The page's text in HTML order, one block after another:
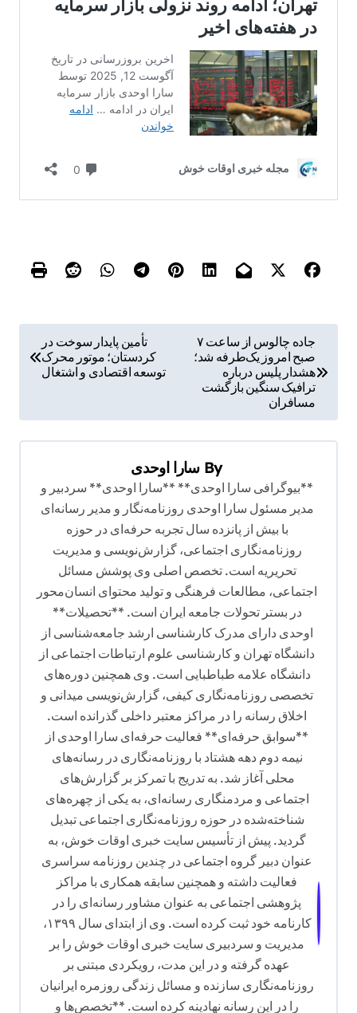
ب
ر
جاده چالوس از ساعت ۷
صبح امروز یک‌طرفه شد؛
هشدار پلیس درباره
ترافیک سنگین بازگشت
مسافران
تأمین پایدار سوخت در
کردستان؛ موتور محرک
توسعه اقتصادی و اشتغال
By سارا اوحدی
**بیوگرافی سارا اوحدی** **سارا اوحدی** سردبیر و
مدیر مسئول سارا اوحدی روزنامه‌نگار و مدیر رسانه‌ای
با بیش از پانزده سال تجربه حرفه‌ای در حوزه
روزنامه‌نگاری اجتماعی، گزارش‌نویسی و مدیریت
تحریریه است. تخصص اصلی وی پوشش مسائل
اجتماعی، مطالعات فرهنگی و تولید محتوای انسان‌محور
در بستر تحولات جامعه ایران است. **تحصیلات**
اوحدی دارای مدرک کارشناسی ارشد جامعه‌شناسی از
دانشگاه تهران و کارشناسی علوم ارتباطات اجتماعی از
دانشگاه علامه طباطبایی است. وی همچنین دوره‌های
تخصصی روزنامه‌نگاری کیفی، گزارش‌نویسی میدانی و
اخلاق رسانه را در مراکز معتبر داخلی گذرانده است.
**سوابق حرفه‌ای** فعالیت حرفه‌ای سارا اوحدی از
نیمه دوم دهه هشتاد با روزنامه‌نگاری در رسانه‌های
محلی آغاز شد. به تدریج با تمرکز بر گزارش‌های
اجتماعی و مردمنگاری رسانه‌ای، به یکی از چهره‌های
شناخته‌شده در حوزه روزنامه‌نگاری اجتماعی تبدیل
گردید. پیش از تأسیس سایت خبری اوقات خوش، به
عنوان دبیر گروه اجتماعی در چندین روزنامه سراسری
فعالیت داشته و همچنین سابقه همکاری با مراکز
پژوهشی اجتماعی به عنوان مشاور رسانه‌ای را در
کارنامه خود ثبت کرده است. وی از ابتدای سال ۱۳۹۹،
مدیریت و سردبیری سایت خبری اوقات خوش را بر
عهده گرفته و در این مدت، رویکردی مبتنی بر
روزنامه‌نگاری سازنده و مسائل زندگی روزمره ایرانیان
را در این رسانه نهادینه کرده است. **تخصص‌ها و